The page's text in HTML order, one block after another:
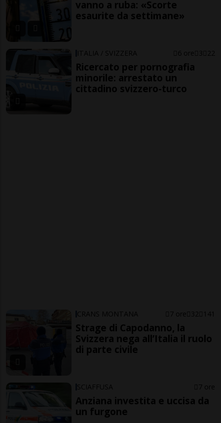
vanno a ruba: «Scorte
esaurite da settimane»
ITALIA / SVIZZERA 6 ore 3 22
Ricercato per pornografia
minorile: arrestato un
cittadino svizzero-turco
CRANS MONTANA 7 ore 32 141
Strage di Capodanno, la
Svizzera nega all’Italia il ruolo
di parte civile
SCIAFFUSA 7 ore
Anziana investita e uccisa da
un furgone